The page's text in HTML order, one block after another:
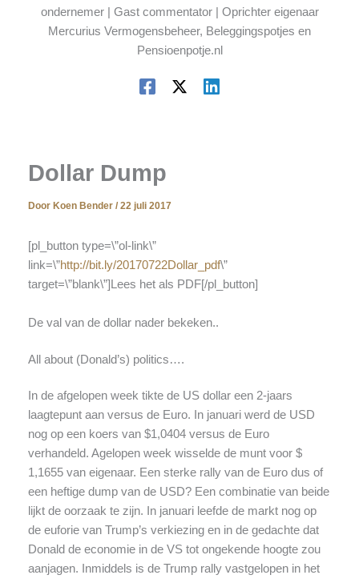
ondernemer | Gast commentator | Oprichter eigenaar
Mercurius Vermogensbeheer, Beleggingspotjes en
Pensioenpotje.nl
Dollar Dump
Door Koen Bender / 22 juli 2017
[pl_button type=\”ol-link\”
link=\”http://bit.ly/20170722Dollar_pdf\”
target=\”blank\”]Lees het als PDF[/pl_button]
De val van de dollar nader bekeken..
All about (Donald’s) politics….
In de afgelopen week tikte de US dollar een 2-jaars
laagtepunt aan versus de Euro. In januari werd de USD
nog op een koers van $1,0404 versus de Euro
verhandeld. Agelopen week wisselde de munt voor $
1,1655 van eigenaar. Een sterke rally van de Euro dus of
een heftige dump van de USD? Een combinatie van beide
lijkt de oorzaak te zijn. In januari leefde de markt nog op
de euforie van Trump’s verkiezing en in de gedachte dat
Donald de economie in de VS tot ongekende hoogte zou
aanjagen. Inmiddels is de Trump rally vastgelopen in het